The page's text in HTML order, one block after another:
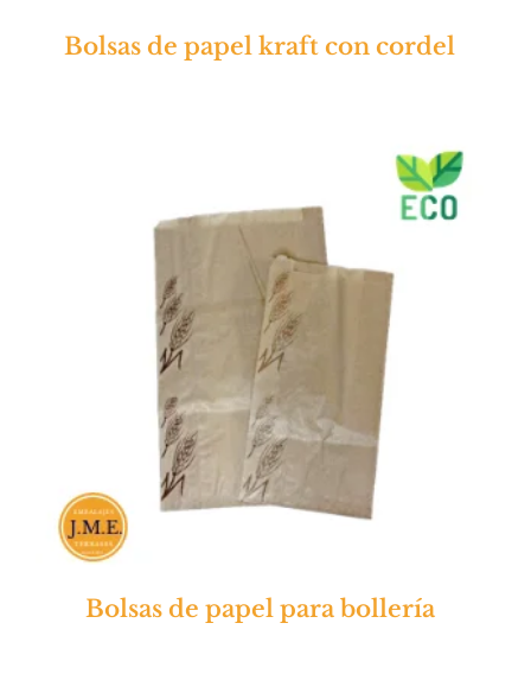
Bolsas de papel kraft con cordel
Bolsas de papel para bollería